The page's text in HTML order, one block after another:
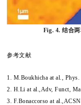
Fig. 4. 结合
参考文献
1. M.Boukhicha at al., Phys.
2. H.Li at al.,Adv, Funct,
3. F.Bonaccorso at